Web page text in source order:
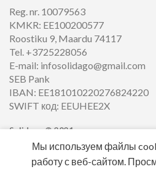
Reg. nr. 10079563
KMKR: EE100200577
Roostiku 9, Maardu 74117
Tel. +3725228056
E-mail: infosolidago@gmail.com
SEB Pank
IBAN: EE181010220276824220
SWIFT код: EEUHEE2X
Solidago ©2021
Мы используем файлы
работу с веб-сайтом.